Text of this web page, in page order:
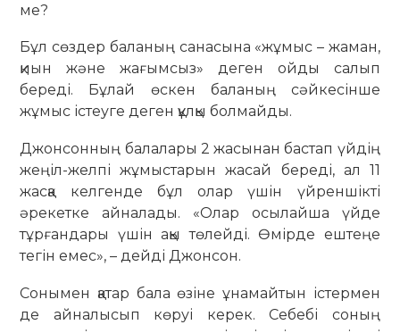
ме?
Бұл сөздер баланың санасына «жұмыс – жаман,
қиын және жағымсыз» деген ойды салып
береді. Бұлай өскен баланың сәйкесінше
жұмыс істеуге деген құлқы болмайды.
Джонсонның балалары 2 жасынан бастап үйдің
жеңіл-желпі жұмыстарын жасай береді, ал 11
жасқа келгенде бұл олар үшін үйреншікті
әрекетке айналады. «Олар осылайша үйде
тұрғандары үшін ақы төлейді. Өмірде ештеңе
тегін емес», – дейді Джонсон.
Сонымен қатар бала өзіне ұнамайтын істермен
де айналысып көруі керек. Себебі соның